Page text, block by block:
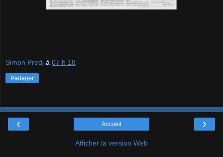
Simon Predj à 07 h 18
Partager
‹ ›
Accueil
Afficher la version Web